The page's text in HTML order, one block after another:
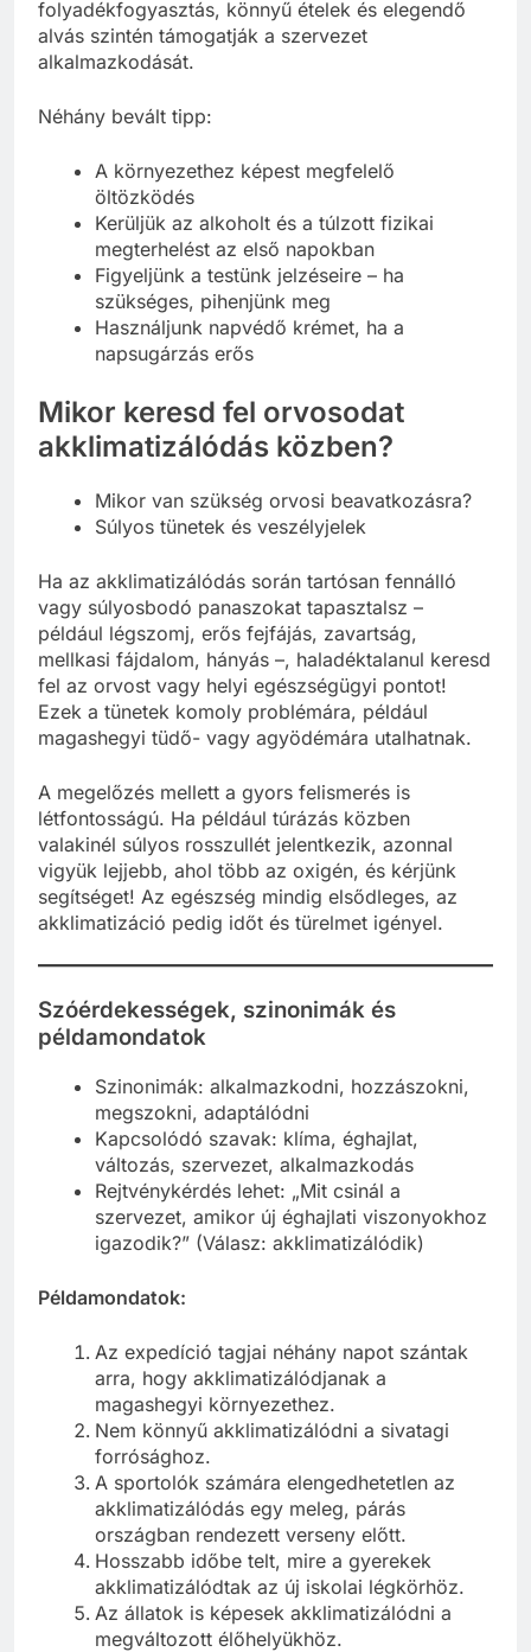
folyadékfogyasztás, könnyű ételek és elegendő
alvás szintén támogatják a szervezet
alkalmazkodását.
Néhány bevált tipp:
A környezethez képest megfelelő
öltözködés
Kerüljük az alkoholt és a túlzott fizikai
megterhelést az első napokban
Figyeljünk a testünk jelzéseire – ha
szükséges, pihenjünk meg
Használjunk napvédő krémet, ha a
napsugárzás erős
Mikor keresd fel orvosodat
akklimatizálódás közben?
Mikor van szükség orvosi beavatkozásra?
Súlyos tünetek és veszélyjelek
Ha az akklimatizálódás során tartósan fennálló
vagy súlyosbodó panaszokat tapasztalsz –
például légszomj, erős fejfájás, zavartság,
mellkasi fájdalom, hányás –, haladéktalanul keresd
fel az orvost vagy helyi egészségügyi pontot!
Ezek a tünetek komoly problémára, például
magashegyi tüdő- vagy agyödémára utalhatnak.
A megelőzés mellett a gyors felismerés is
létfontosságú. Ha például túrázás közben
valakinél súlyos rosszullét jelentkezik, azonnal
vigyük lejjebb, ahol több az oxigén, és kérjünk
segítséget! Az egészség mindig elsődleges, az
akklimatizáció pedig időt és türelmet igényel.
Szóérdekességek, szinonimák és
példamondatok
Szinonimák: alkalmazkodni, hozzászokni,
megszokni, adaptálódni
Kapcsolódó szavak: klíma, éghajlat,
változás, szervezet, alkalmazkodás
Rejtvénykérdés lehet: „Mit csinál a
szervezet, amikor új éghajlati viszonyokhoz
igazodik?” (Válasz: akklimatizálódik)
Példamondatok:
Az expedíció tagjai néhány napot szántak
arra, hogy akklimatizálódjanak a
magashegyi környezethez.
Nem könnyű akklimatizálódni a sivatagi
forrósághoz.
A sportolók számára elengedhetetlen az
akklimatizálódás egy meleg, párás
országban rendezett verseny előtt.
Hosszabb időbe telt, mire a gyerekek
akklimatizálódtak az új iskolai légkörhöz.
Az állatok is képesek akklimatizálódni a
megváltozott élőhelyükhöz.